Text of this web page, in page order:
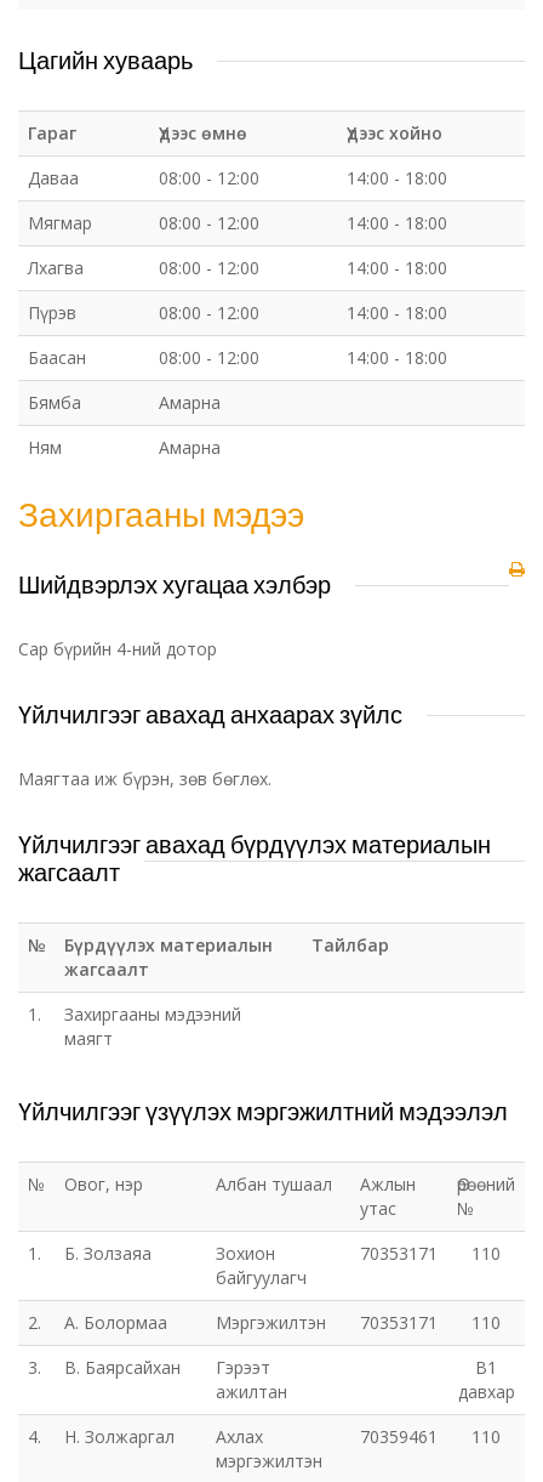
Цагийн хуваарь
Гараг Үдээс өмнө
Үдээс хойно
Даваа
08:00 - 12:00
14:00 - 18:00
Мягмар
08:00 - 12:00
14:00 - 18:00
Лхагва
08:00 - 12:00
14:00 - 18:00
Пүрэв
08:00 - 12:00
14:00 - 18:00
Баасан
08:00 - 12:00
14:00 - 18:00
Бямба
Амарна
Ням
Амарна
Захиргааны мэдээ
Шийдвэрлэх хугацаа хэлбэр
Сар бүрийн 4-ний дотор
Үйлчилгээг авахад анхаарах зүйлс
Маягтаа иж бүрэн, зөв бөглөх.
Үйлчилгээг авахад бүрдүүлэх материалын
жагсаалт
№
Бүрдүүлэх материалын
жагсаалт
Тайлбар
1.
Захиргааны мэдээний
маягт
Үйлчилгээг үзүүлэх мэргэжилтний мэдээлэл
№ Овог, нэр Албан тушаал
Ажлын
утас
Өрөөний
№
1.
Б. Золзаяа
Зохион
байгуулагч
70353171 110
2. А. Болормаа Мэргэжилтэн 70353171
110
3.
В. Баярсайхан
Гэрээт
ажилтан
B1
давхар
4.
Н. Золжаргал
Ахлах
мэргэжилтэн
70359461 110